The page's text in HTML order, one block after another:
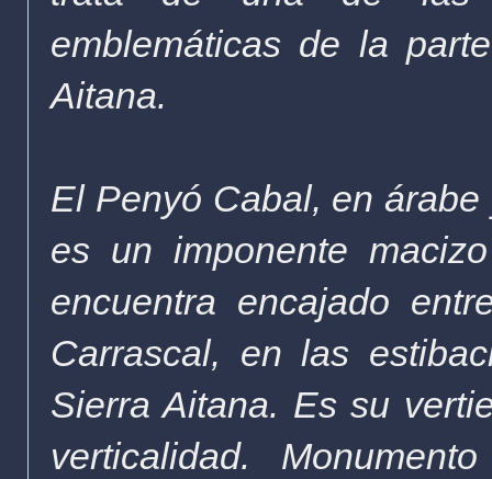
emblemáticas de la
Aitana.
El Penyó Cabal, en
es un imponente
encuentra encajado
Carrascal, en las
Sierra Aitana. Es su
verticalidad.